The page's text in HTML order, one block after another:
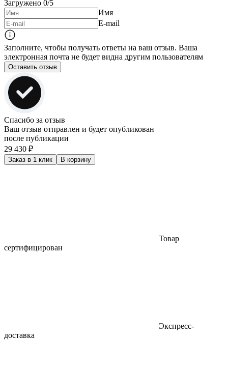
Загружено 0/5
Имя
E-mail
Заполните, чтобы получать ответы на ваш отзыв. Ваша
электронная почта не будет видна другим пользователям
Оставить отзыв
Спасибо за отзыв
Ваш отзыв отправлен и будет опубликован
после публикации
29 430 ₽
Заказ в 1 клик В корзину
Товар
сертифицирован
Экспресс-
доставка